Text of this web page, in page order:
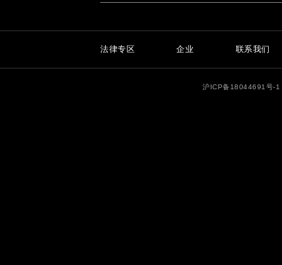
法律专区 企业 联系我们
沪ICP备18044691号-1